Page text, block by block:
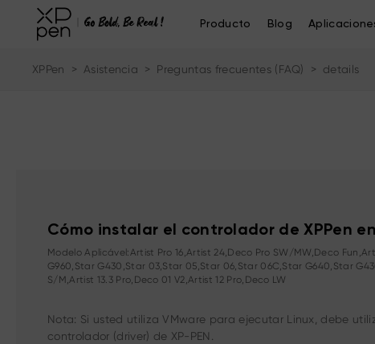
Producto Blog
XPPen > Asistencia > Preguntas frecuentes (FAQ) > details
Cómo instalar el controlador de XPPen
Modelo Aplicável:Artist Pro 16,Artist 24,Deco Pro SW/MW,Deco
G960,Star G430,Star 03,Star 05,Star 06,Star 06C,Star G640,Star
S/M,Artist 13.3 Pro,Deco 01 V2,Artist 12 Pro,Deco LW
Nota: Si usted utiliza VMware para ejecutar Linux, debe
controlador (driver) de XP-PEN.